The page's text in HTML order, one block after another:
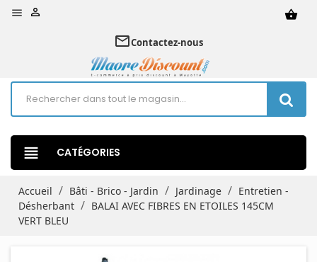
 shopping_basket

mail_outlineContactez-nous
view_headline CATÉGORIES
Accueil Bâti - Brico - Jardin Jardinage
Entretien -
Désherbant
BALAI AVEC FIBRES EN ETOILES 145CM
VERT BLEU